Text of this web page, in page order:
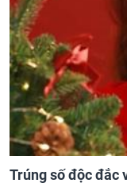
Trúng số độc đắc